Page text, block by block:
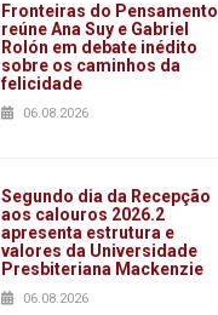
Fronteiras do Pensamento
reúne Ana Suy e Gabriel
Rolón em debate inédito
sobre os caminhos da
felicidade
06.08.2026
Segundo dia da Recepção
aos calouros 2026.2
apresenta estrutura e
valores da Universidade
Presbiteriana Mackenzie
06.08.2026